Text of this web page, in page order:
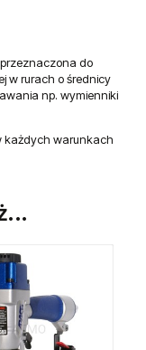
do
w rurach o średnicy
np. wymienniki
każdych warunkach